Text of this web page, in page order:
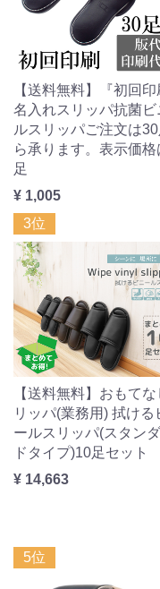
【送料無料】『初回印
名入れスリッパ抗菌ビ
ルスリッパご注文は
ら承ります。表示価格
足
¥ 1,005
3位
【送料無料】おもてな
リッパ(業務用) 拭ける
ールスリッパ(スタン
ドタイプ)10足セット
¥ 14,663
5位